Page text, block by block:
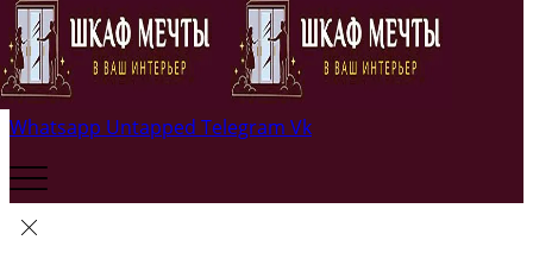
Whatsapp Untapped Telegram Vk